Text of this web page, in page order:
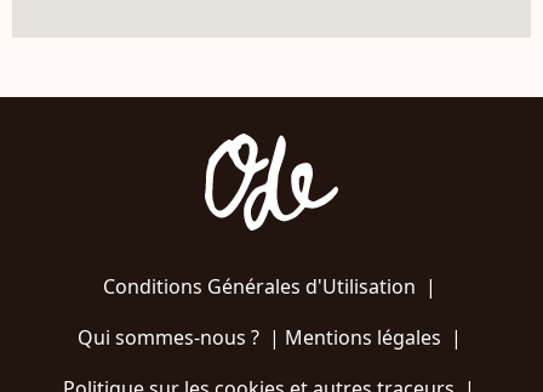
Conditions Générales d'Utilisation |
Qui sommes-nous ?| Mentions légales |